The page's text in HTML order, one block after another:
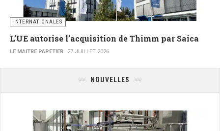
INTERNATIONALES
L’UE autorise l’acquisition de Thimm par Saica
LE MAITRE PAPETIER 27 JUILLET 2026
NOUVELLES